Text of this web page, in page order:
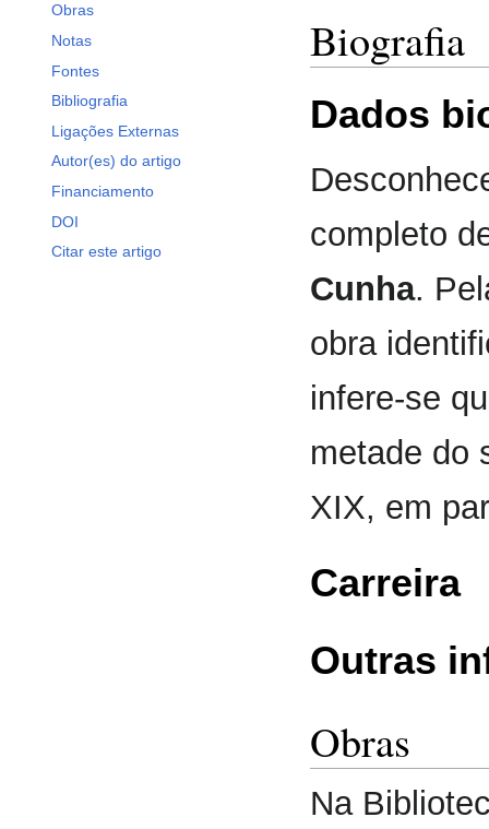
Obras
Notas
Fontes
Bibliografia
Ligações Externas
Autor(es) do artigo
Financiamento
DOI
Citar este artigo
Biografia
Dados
completo
Cunha.
obra
infere-se
metade do
XIX, em
Carreira
Outras
Obras
Na